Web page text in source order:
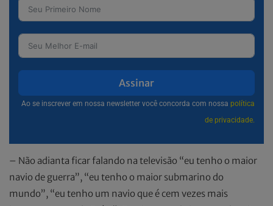
Assinar
Ao se inscrever em nossa newsletter você concorda com nossa política
de privacidade.
– Não adianta ficar falando na televisão “eu tenho o maior
navio de guerra”, “eu tenho o maior submarino do
mundo”, “eu tenho um navio que é cem vezes mais